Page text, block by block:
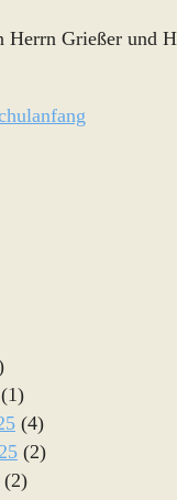
Herrn Grießer und
(1)
(4)
(2)
(2)